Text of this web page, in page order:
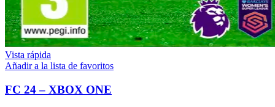
Vista rápida
Añadir a la lista de favoritos
FC 24 – XBOX ONE